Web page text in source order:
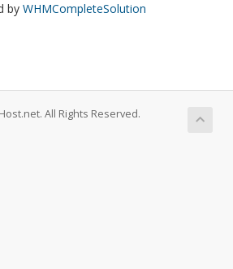
by WHMCompleteSolution
All Rights Reserved.